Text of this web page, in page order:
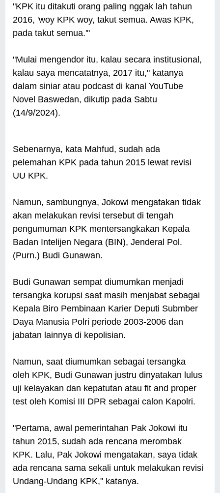
"KPK itu ditakuti orang paling nggak lah tahun
2016, 'woy KPK woy, takut semua. Awas KPK,
pada takut semua.'"
"Mulai mengendor itu, kalau secara institusional,
kalau saya mencatatnya, 2017 itu," katanya
dalam siniar atau podcast di kanal YouTube
Novel Baswedan, dikutip pada Sabtu
(14/9/2024).
Sebenarnya, kata Mahfud, sudah ada
pelemahan KPK pada tahun 2015 lewat revisi
UU KPK.
Namun, sambungnya, Jokowi mengatakan tidak
akan melakukan revisi tersebut di tengah
pengumuman KPK mentersangkakan Kepala
Badan Intelijen Negara (BIN), Jenderal Pol.
(Purn.) Budi Gunawan.
Budi Gunawan sempat diumumkan menjadi
tersangka korupsi saat masih menjabat sebagai
Kepala Biro Pembinaan Karier Deputi Submber
Daya Manusia Polri periode 2003-2006 dan
jabatan lainnya di kepolisian.
Namun, saat diumumkan sebagai tersangka
oleh KPK, Budi Gunawan justru dinyatakan lulus
uji kelayakan dan kepatutan atau fit and proper
test oleh Komisi III DPR sebagai calon Kapolri.
"Pertama, awal pemerintahan Pak Jokowi itu
tahun 2015, sudah ada rencana merombak
KPK. Lalu, Pak Jokowi mengatakan, saya tidak
ada rencana sama sekali untuk melakukan revisi
Undang-Undang KPK," katanya.